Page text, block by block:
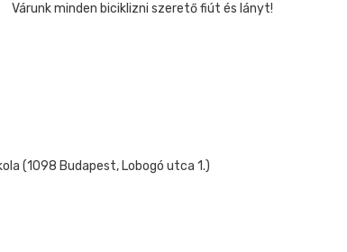
Várunk minden biciklizni szerető fiút és lányt!
(1098 Budapest, Lobogó utca 1.)